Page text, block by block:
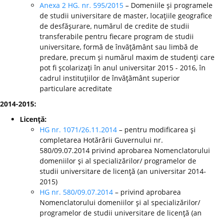
Anexa 2 HG. nr. 595/2015 – Domeniile şi programele
de studii universitare de master, locaţiile geografice
de desfăşurare, numărul de credite de studii
transferabile pentru fiecare program de studii
universitare, formă de învăţământ sau limbă de
predare, precum şi numărul maxim de studenţi care
pot fi şcolarizaţi în anul universitar 2015 - 2016, în
cadrul instituţiilor de învăţământ superior
particulare acreditate
2014-2015:
Licenţă:
HG nr. 1071/26.11.2014 – pentru modificarea şi
completarea Hotărârii Guvernului nr.
580/09.07.2014 privind aprobarea Nomenclatorului
domeniilor şi al specializărilor/ programelor de
studii universitare de licenţă (an universitar 2014-
2015)
HG nr. 580/09.07.2014 – privind aprobarea
Nomenclatorului domeniilor şi al specializărilor/
programelor de studii universitare de licenţă (an